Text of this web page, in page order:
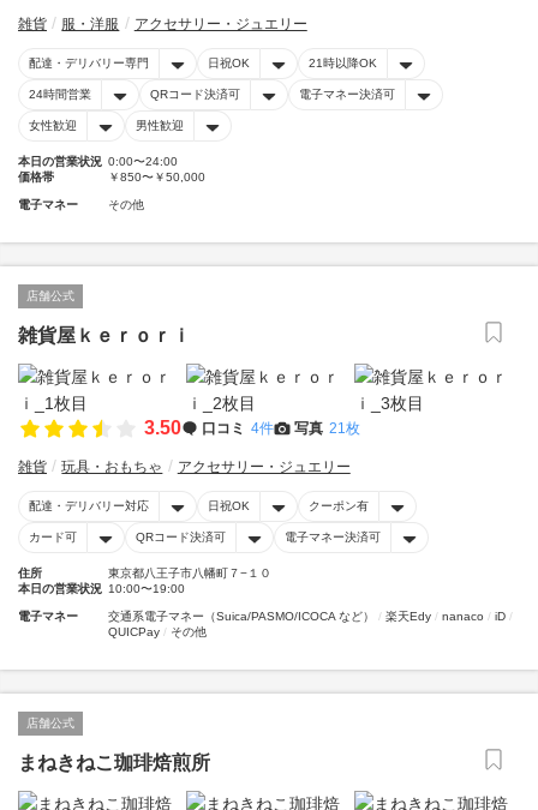
雑貨 服・洋服 アクセサリー・ジュエリー
配達・デリバリー専門 日祝OK 21時以降OK
24時間営業 QRコード決済可 電子マネー決済可
女性歓迎 男性歓迎
本日の営業状況 0:00〜24:00
価格帯
￥850〜￥50,000
電子マネー その他
店舗公式
雑貨屋ｋｅｒｏｒｉ
3.50 口コミ 4件 写真 21枚
雑貨 玩具・おもちゃ アクセサリー・ジュエリー
配達・デリバリー対応 日祝OK クーポン有
カード可 QRコード決済可 電子マネー決済可
住所
東京都八王子市八幡町７−１０
本日の営業状況 10:00〜19:00
電子マネー 交通系電子マネー（Suica/PASMO/ICOCA など） 楽天Edy nanaco
iD
QUICPay
その他
店舗公式
まねきねこ珈琲焙煎所